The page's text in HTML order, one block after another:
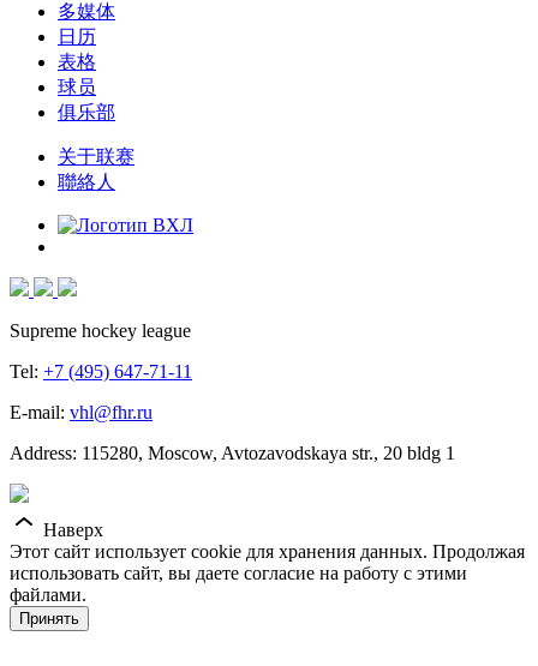
多媒体
日历
表格
球员
俱乐部
关于联赛
聯絡人
Supreme hockey league
Tel: +7 (495) 647-71-11
E-mail: vhl@fhr.ru
Address: 115280, Moscow, Avtozavodskaya str., 20 bldg 1
Наверх
Этот сайт использует cookie для хранения данных. Продолжая
использовать сайт, вы даете согласие на работу с этими
файлами.
Принять